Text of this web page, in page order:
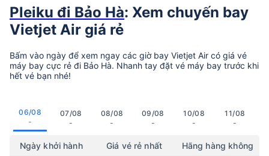
Pleiku đi Bảo Hà: Xem chuyến bay
Vietjet Air giá rẻ
Bấm vào ngày để xem ngay các giờ bay Vietjet Air có giá vé
máy bay cực rẻ đi Bảo Hà. Nhanh tay đặt vé máy bay trước khi
hết vé bạn nhé!
06/08
-
07/08
-
08/08
-
09/08
-
10/08
-
11/08
-
Ngày khởi hành Giá vé rẻ nhất Hãng hàng không